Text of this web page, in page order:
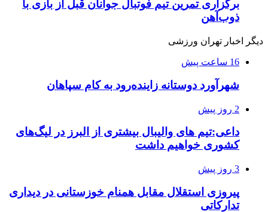
برگزاری تمرین تیم فوتبال جوانان قبل از بازی با
ذوب‌آهن
دیگر اخبار تهران ورزشی
16 ساعت پیش
شهرآورد دوستانه زاینده‌رود به کام سپاهان
2 روز پیش
داعی:تیم های والیبال بیشتری از البرز در لیگ‌های
کشوری خواهیم داشت
3 روز پیش
پیروزی استقلال مقابل همنام خوزستانی در دیداری
تدارکاتی